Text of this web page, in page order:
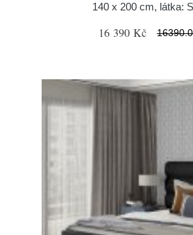
140 x 200 cm, látka:
16 390 Kč